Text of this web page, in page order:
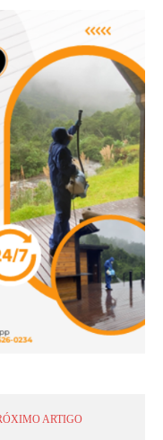
ARTIGO